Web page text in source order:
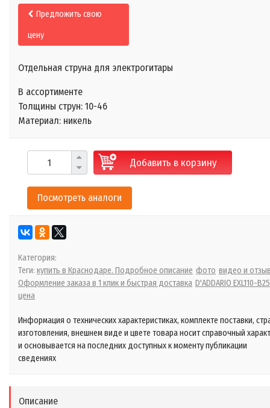
Предложить свою
цену
Отдельная струна для электрогитары
В ассортименте
Толщины струн: 10-46
Материал: никель
Добавить в корзину
Посмотреть аналоги
Категория:
Теги: купить в Краснодаре. Подробное описание фото видео и
Оформление заказа в 1 клик и быстрая доставка D'ADDARIO EXL110-B25
цена
Информация о технических характеристиках, комплекте поставки,
изготовления, внешнем виде и цвете товара носит справочный
и основывается на последних доступных к моменту публикации
сведениях
Описание